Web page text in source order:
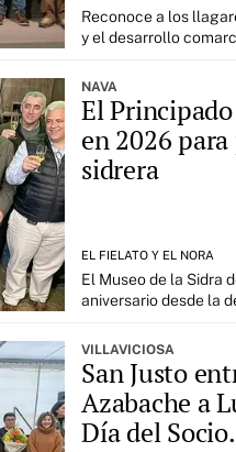
Reconoce a los
y el desarrollo
NAVA
El
en 2026
sidrera
EL FIELATO Y EL NORA
El Museo de la Sidra
aniversario desde la
VILLAVICIOSA
San Justo
Azabache a
Día del Socio.